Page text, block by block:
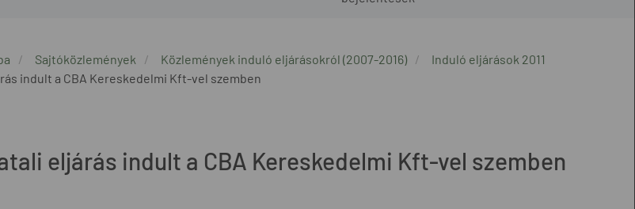
Sajtóközlemények Közlemények induló eljárásokról (2007-2016)
Induló eljárások 2011
indult a CBA Kereskedelmi Kft-vel szemben
eljárás indult a CBA Kereskedelmi Kft-vel szemben